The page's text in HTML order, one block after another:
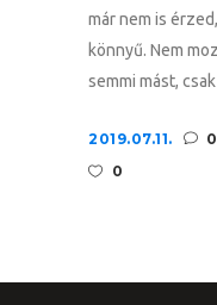
már nem is
könnyű. Nem
semmi mást,
2019.07.11.
0
0